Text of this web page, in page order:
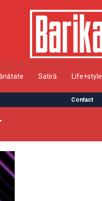
Satiră Life+style
Contact